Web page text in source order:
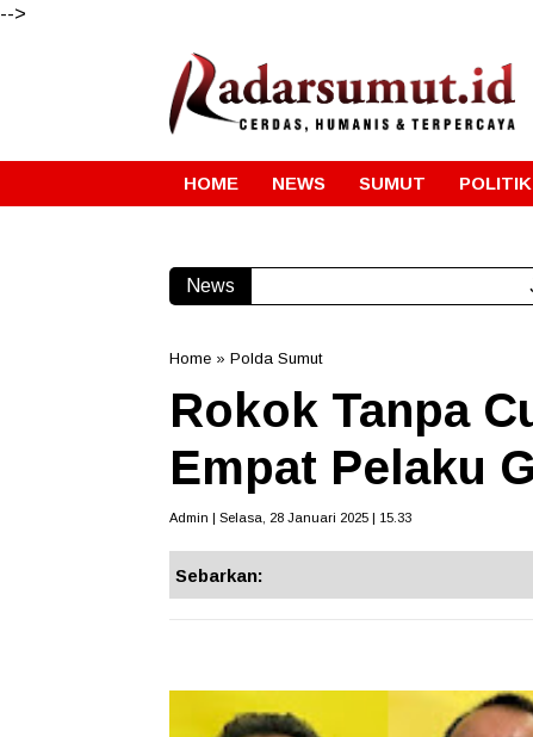
-->
HOME NEWS SUMUT POLITIK
News
Home » Polda Sumut
Rokok Tanpa
Empat Pelaku
Admin | Selasa, 28 Januari 2025 | 15.33
Sebarkan: